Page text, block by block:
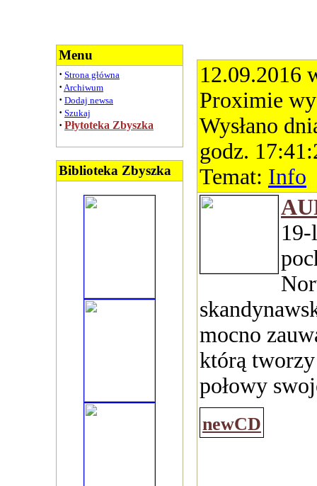
Menu
· Strona główna
· Archiwum
· Dodaj newsa
· Szukaj
· Płytoteka Zbyszka
Biblioteka Zbyszka
12.09.2016
Proximie
Wysłano
godz.
Temat: Info
mocno
którą
połowy
newCD